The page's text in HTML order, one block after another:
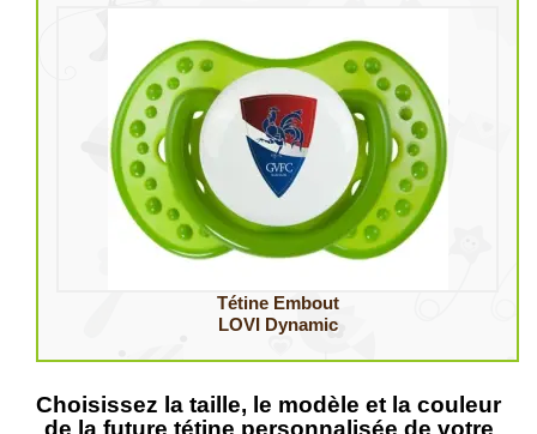
Tétine Embout
LOVI Dynamic
Choisissez la taille, le modèle et la couleur
de la future tétine personnalisée de votre